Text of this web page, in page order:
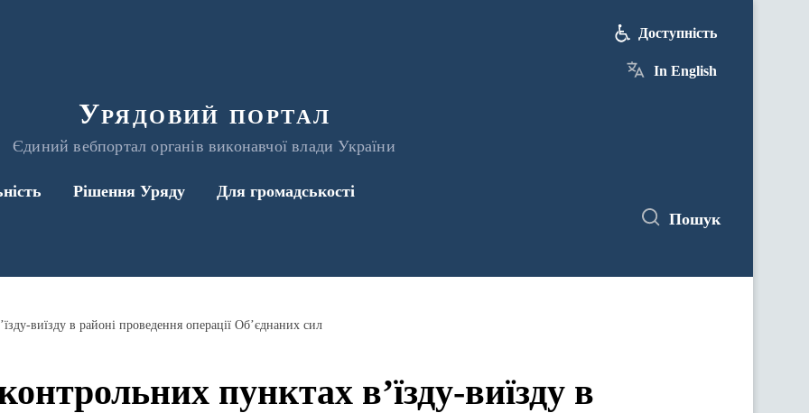
Урядовий портал
Єдиний вебпортал органів виконавчої влади України
Доступність
In English
Рішення Уряду Для громадськості
Пошук
виїзду в районі проведення операції Об’єднаних сил
пунктах в’їзду-виїзду в